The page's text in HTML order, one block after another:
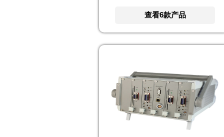
查看6款产品